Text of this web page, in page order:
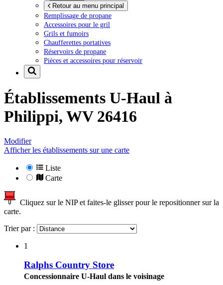
Retour au menu principal
Remplissage de propane
Accessoires pour le gril
Grils et fumoirs
Chaufferettes portatives
Réservoirs de propane
Pièces et accessoires pour réservoir
Établissements U-Haul à
Philippi, WV 26416
Modifier
Afficher les établissements sur une carte
Liste
Carte
Cliquez sur le NIP et faites-le glisser pour le repositionner sur la
carte.
Trier par :
1
Ralphs Country Store
Concessionnaire U-Haul dans le voisinage